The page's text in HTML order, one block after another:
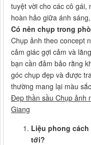
tuyệt vời cho các cô gái,
hoàn hảo giữa ánh
Có nên chụp trong
Chụp ảnh theo concept
cảm giác gợi cảm và
bạn cần đảm bảo rằng
góc chụp đẹp và được
thường mang lại màu
Đẹp thần sầu Chụp ảnh
Giang
Liệu phong
tới?